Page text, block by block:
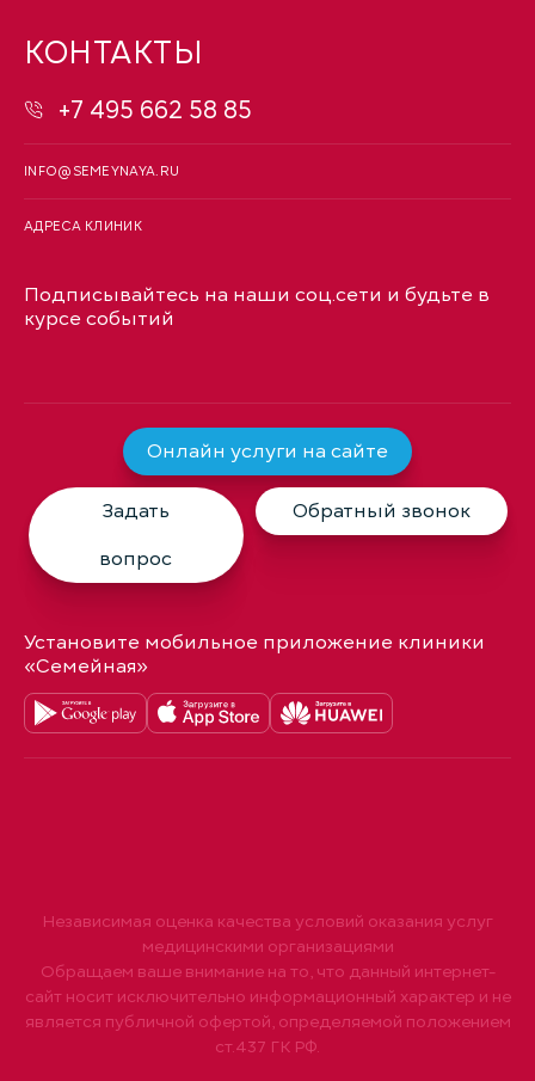
КОНТАКТЫ
+7 495 662 58 85
INFO@SEMEYNAYA.RU
АДРЕСА КЛИНИК
Подписывайтесь на наши соц.сети и будьте в
курсе событий
Онлайн услуги на сайте
Задать
вопрос
Обратный звонок
Установите мобильное приложение клиники
«Семейная»
Независимая оценка качества условий оказания услуг
медицинскими организациями
Обращаем ваше внимание на то, что данный интернет-
сайт носит исключительно информационный характер и не
является публичной офертой, определяемой положением
ст.437 ГК РФ.